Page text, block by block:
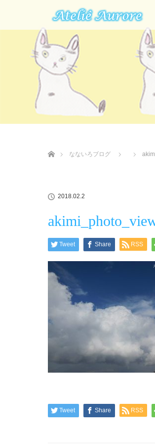
なないろブログ
2018.02.2
Tweet Share RSS
Tweet Share RSS